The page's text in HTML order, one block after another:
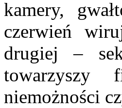
kamery,
czerwień
drugiej –
towarzyszy
niemożności